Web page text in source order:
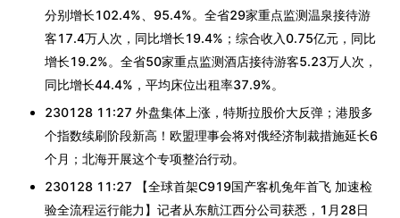
分别增长102.4%、95.4%。全省29家重点监测温泉接待游
客17.4万人次，同比增长19.4%；综合收入0.75亿元，同比
增长19.2%。全省50家重点监测酒店接待游客5.23万人次，
同比增长44.4%，平均床位出租率37.9%。
230128 11:27 外盘集体上涨，特斯拉股价大反弹；港股多
个指数续刷阶段新高！欧盟理事会将对俄经济制裁措施延长6
个月；北海开展这个专项整治行动。
230128 11:27 【全球首架C919国产客机兔年首飞 加速检
验全流程运行能力】记者从东航江西分公司获悉，1月28日